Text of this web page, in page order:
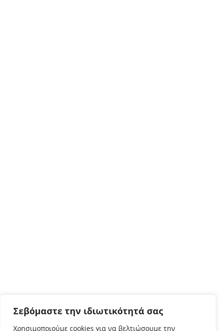
Σεβόμαστε την ιδιωτικότητά σας
Χρησιμοποιούμε cookies για να βελτιώσουμε την